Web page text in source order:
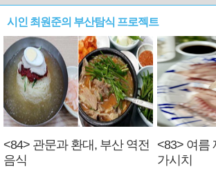
시인 최원준의 부산탐식 프로젝트
<84> 관문과 환대, 부산 역전
음식
<83> 여름
가시치